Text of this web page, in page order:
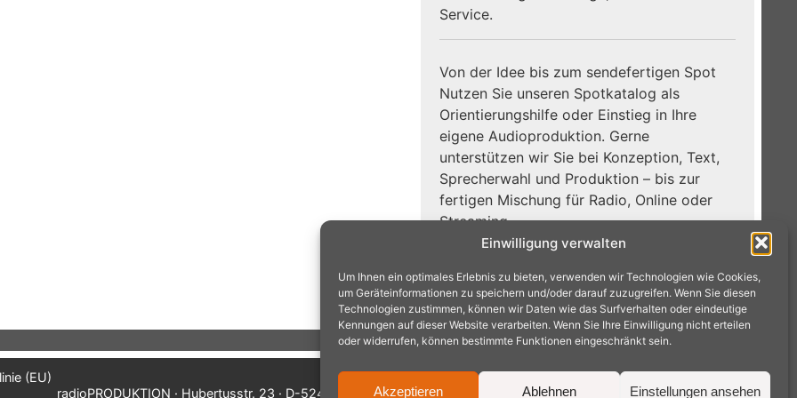
Einwilligung verwalten
Um Ihnen ein optimales Erlebnis zu bieten, verwenden wir Technologien wie Cookies,
um Geräteinformationen zu speichern und/oder darauf zuzugreifen. Wenn Sie diesen
Technologien zustimmen, können wir Daten wie das Surfverhalten oder eindeutige
Kennungen auf dieser Website verarbeiten. Wenn Sie Ihre Einwilligung nicht erteilen
oder widerrufen, können bestimmte Funktionen eingeschränkt sein.
Akzeptieren Ablehnen Einstellungen ansehen
Service.
Von der Idee bis zum sendefertigen Spot
Nutzen Sie unseren Spotkatalog als
Orientierungshilfe oder Einstieg in Ihre
eigene Audioproduktion. Gerne
unterstützen wir Sie bei Konzeption, Text,
Sprecherwahl und Produktion – bis zur
fertigen Mischung für Radio, Online oder
Streaming.
Spotkatalog →
(EU)
radioPRODUKTION · Hubertusstr. 23 · D-52477 Alsdorf/Aachen · Tel.: 02404 9575240 ·
mail@radioproduktion.de